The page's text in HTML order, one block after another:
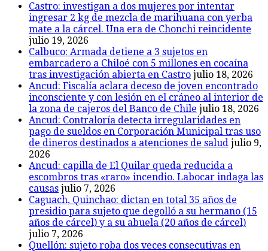
Castro: investigan a dos mujeres por intentar
ingresar 2 kg de mezcla de marihuana con yerba
mate a la cárcel. Una era de Chonchi reincidente
julio 19, 2026
Calbuco: Armada detiene a 3 sujetos en
embarcadero a Chiloé con 5 millones en cocaína
tras investigación abierta en Castro julio 18, 2026
Ancud: Fiscalía aclara deceso de joven encontrado
inconsciente y con lesión en el cráneo al interior de
la zona de cajeros del Banco de Chile julio 18, 2026
Ancud: Contraloría detecta irregularidades en
pago de sueldos en Corporación Municipal tras uso
de dineros destinados a atenciones de salud julio 9,
2026
Ancud: capilla de El Quilar queda reducida a
escombros tras «raro» incendio. Labocar indaga las
causas julio 7, 2026
Caguach, Quinchao: dictan en total 35 años de
presidio para sujeto que degolló a su hermano (15
años de cárcel) y a su abuela (20 años de cárcel)
julio 7, 2026
Quellón: sujeto roba dos veces consecutivas en